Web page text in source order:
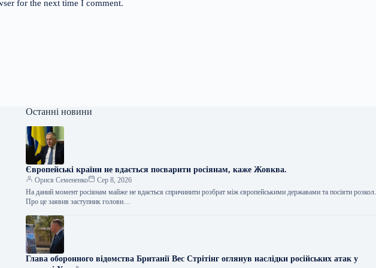
for the next time I comment.
Останні новини
Європейські країни не вдається посварити росіянам, каже Жовква.
Орися Семененко
Сер 8, 2026
На даний момент росіянам майже не вдається спричинити розбрат між європейськими державами та посіяти розкол.
Про це заявив заступник голови…
Глава оборонного відомства Британії Вес Стрітінг оглянув наслідки російських атак у